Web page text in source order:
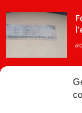
CATÉGORIE